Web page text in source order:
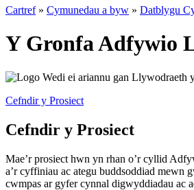
Cartref» Cymunedau a byw » Datblygu
Y Gronfa Adfywio
Cefndir y Prosiect
Cefndir y Prosiect
Mae’r prosiect hwn yn rhan o’r cyllid
a’r cyffiniau ac ategu buddsoddiad mewn
cwmpas ar gyfer cynnal digwyddiadau ac